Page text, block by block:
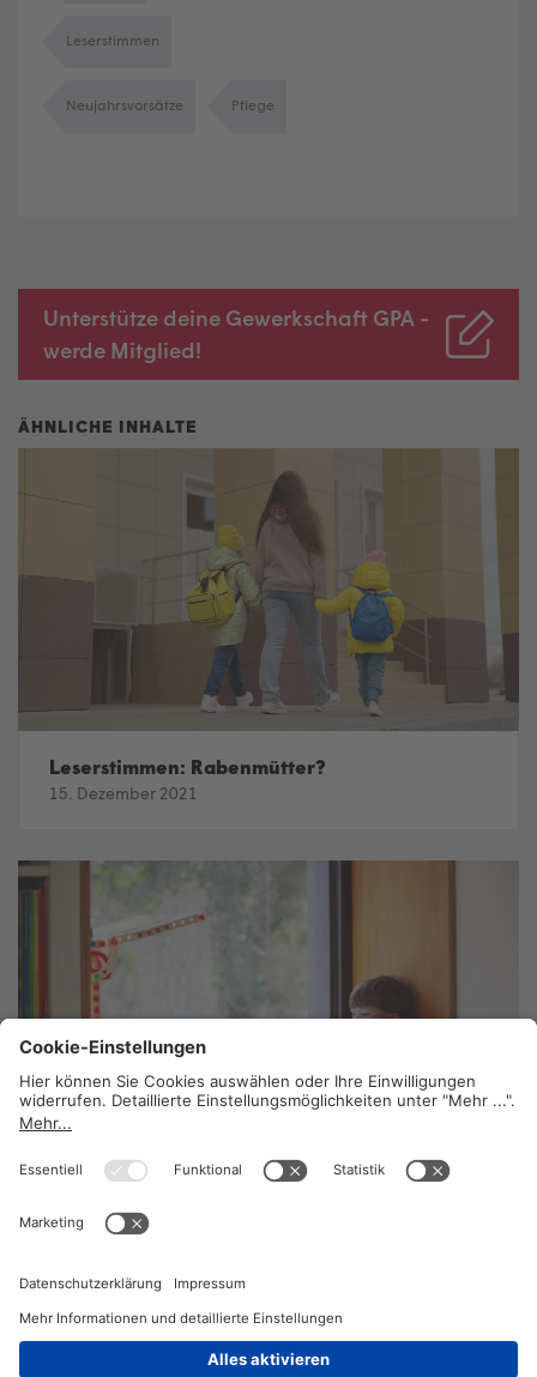
Leserstimmen
Neujahrsvorsätze Pflege
Unterstütze deine Gewerkschaft GPA -
werde Mitglied!
Leserstimmen: Rabenmütter?
15. Dezember 2021
Leserstimmen: Kindergärten trotz Lockdown
18. November 2020